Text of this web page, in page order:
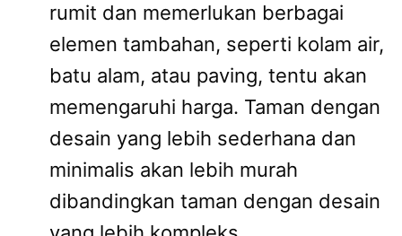
rumit dan memerlukan berbagai
elemen tambahan, seperti kolam air,
batu alam, atau paving, tentu akan
memengaruhi harga. Taman dengan
desain yang lebih sederhana dan
minimalis akan lebih murah
dibandingkan taman dengan desain